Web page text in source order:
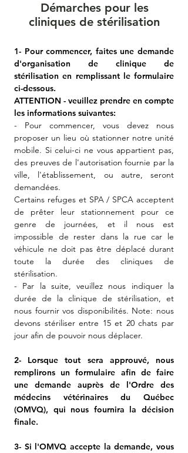
Démarches pour les
cliniques de stérilisation
1- Pour commencer, faites une demande
d'organisation de clinique de
stérilisation en remplissant le formulaire
ci-dessous.
ATTENTION - veuillez prendre en compte
les informations suivantes:
- Pour commencer, vous devez nous
proposer un lieu où stationner notre unité
mobile. Si celui-ci ne vous appartient pas,
des preuves de l'autorisation fournie par la
ville, l'établissement, ou autre, seront
demandées.
Certains refuges et SPA / SPCA acceptent
de prêter leur stationnement pour ce
genre de journées, et il nous est
impossible de rester dans la rue car le
véhicule ne doit pas être déplacé durant
toute la durée des cliniques de
stérilisation.
- Par la suite, veuillez nous indiquer la
durée de la clinique de stérilisation, et
nous fournir vos disponibilités. Note: nous
devons stériliser entre 15 et 20 chats par
jour afin de pouvoir nous déplacer.
2- Lorsque tout sera approuvé, nous
remplirons un formulaire afin de faire
une demande auprès de l'Ordre des
médecins vétérinaires du Québec
(OMVQ), qui nous fournira la décision
finale.
3- Si l'OMVQ accepte la demande, vous